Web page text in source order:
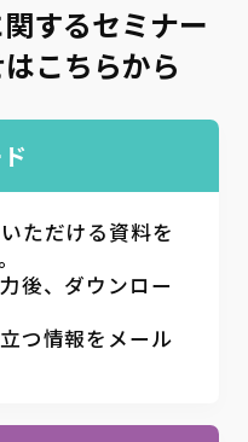
するセミナー
こちらから
ただける資料を
後、ダウンロー
つ情報をメール